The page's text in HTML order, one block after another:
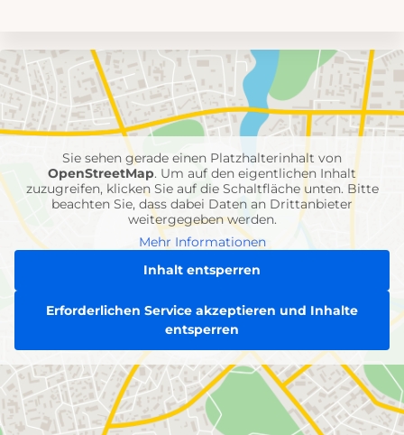
Umgebungskarte
mit
Feuerwehr-
Einheiten
Sie sehen gerade einen Platzhalterinhalt von
OpenStreetMap. Um auf den eigentlichen Inhalt
zuzugreifen, klicken Sie auf die Schaltfläche unten. Bitte
beachten Sie, dass dabei Daten an Drittanbieter
weitergegeben werden.
Mehr Informationen
Inhalt entsperren
Erforderlichen Service akzeptieren und Inhalte
entsperren